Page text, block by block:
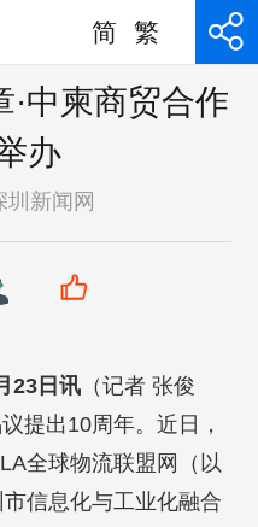
简 繁
·中柬商贸合作
办
圳新闻网
23日讯（记者 张俊
提出10周年。近日，
全球物流联盟网（以
信息化与工业化融合